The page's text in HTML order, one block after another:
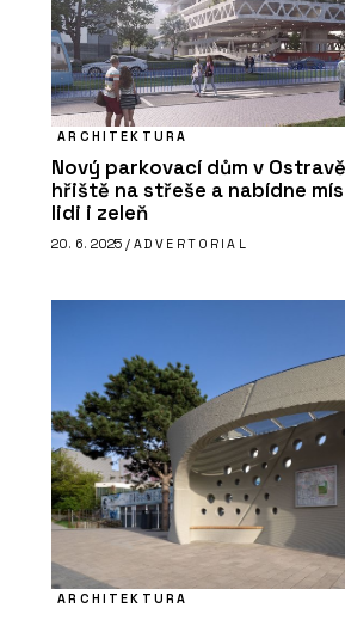
ARCHITEKTURA
Nový parkovací dům v
hřiště na střeše a nabídne
lidi i zeleň
20. 6. 2025 / ADVERTORIAL
ARCHITEKTURA